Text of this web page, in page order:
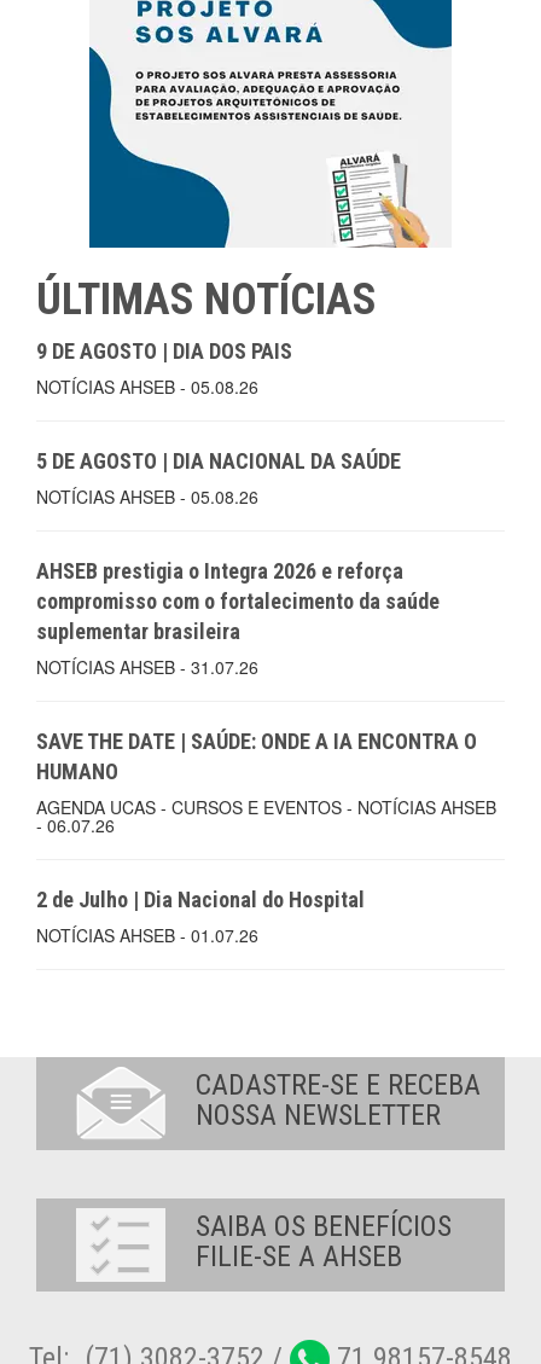
ÚLTIMAS NOTÍCIAS
9 DE AGOSTO | DIA DOS PAIS
NOTÍCIAS AHSEB - 05.08.26
5 DE AGOSTO | DIA NACIONAL DA SAÚDE
NOTÍCIAS AHSEB - 05.08.26
AHSEB prestigia o Integra 2026 e reforça
compromisso com o fortalecimento da saúde
suplementar brasileira
NOTÍCIAS AHSEB - 31.07.26
SAVE THE DATE | SAÚDE: ONDE A IA ENCONTRA O
HUMANO
AGENDA UCAS - CURSOS E EVENTOS - NOTÍCIAS AHSEB
- 06.07.26
2 de Julho | Dia Nacional do Hospital
NOTÍCIAS AHSEB - 01.07.26
CADASTRE-SE E RECEBA
NOSSA NEWSLETTER
SAIBA OS BENEFÍCIOS
FILIE-SE A AHSEB